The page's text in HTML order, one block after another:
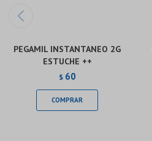
PEGAMIL INSTANTANEO 2G
ESTUCHE ++
$ 60